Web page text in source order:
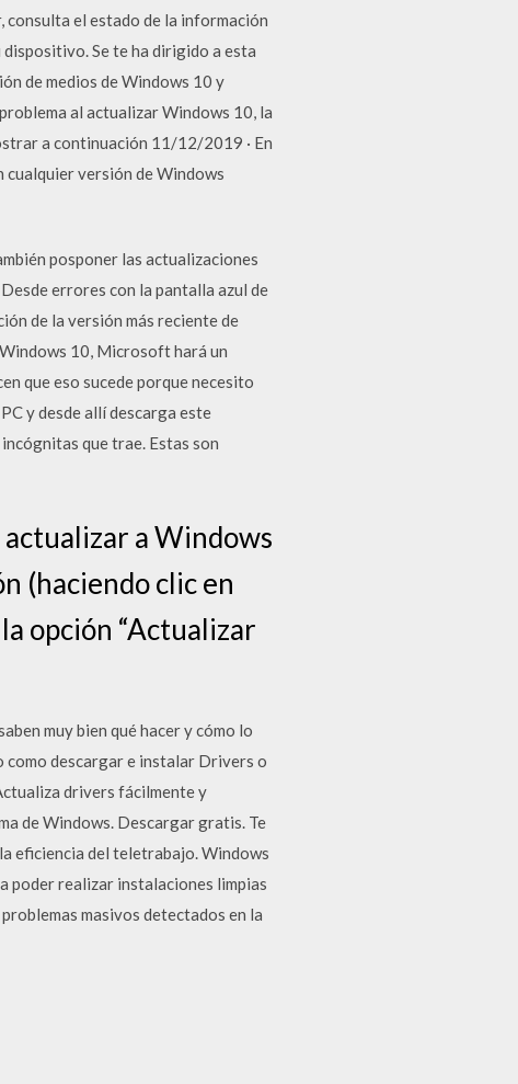
el estado de la información
Se te ha dirigido a esta
de medios de Windows 10 y
al actualizar Windows 10, la
a continuación 11/12/2019 · En
versión de Windows
posponer las actualizaciones
errores con la pantalla azul de
de la versión más reciente de
10, Microsoft hará un
que eso sucede porque necesito
y desde allí descarga este
que trae. Estas son
a Windows
(haciendo clic en
opción “Actualizar
muy bien qué hacer y cómo lo
como descargar e instalar Drivers o
drivers fácilmente y
de Windows. Descargar gratis. Te
eficiencia del teletrabajo. Windows
poder realizar instalaciones limpias
masivos detectados en la